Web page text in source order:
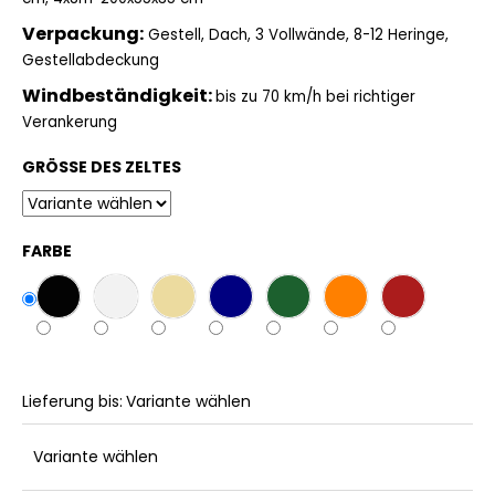
Verpackung: Gestell, Dach, 3 Vollwände, 8-12 Heringe,
Gestellabdeckung
Windbeständigkeit:bis zu 70 km/h bei richtiger
Verankerung
GRÖSSE DES ZELTES
FARBE
Lieferung bis: Variante wählen
Variante wählen